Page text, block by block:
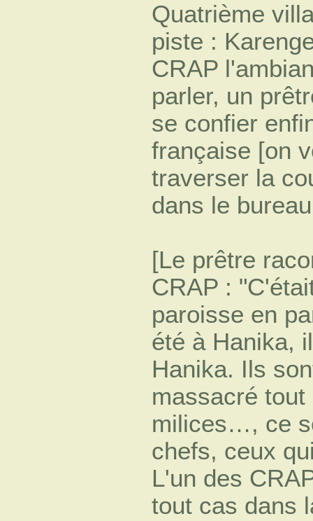
Quatrième
piste :
CRAP
parler, un
se confier
française [on
traverser la
dans le
[Le prêtre
CRAP :
paroisse en
été à Hanika,
Hanika. Ils
massacré
milices…, ce
chefs, ceux
L'un des
tout cas dans